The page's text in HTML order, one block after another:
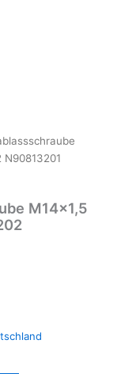
N90813201
M14x1,5